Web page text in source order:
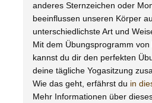
anderes Sternzeichen oder
beeinflussen unseren Körper
unterschiedlichste Art und
Mit dem Übungsprogramm von
kannst du dir den perfekten
deine tägliche Yogasitzung
Wie das geht, erfährst du in
Mehr Informationen über